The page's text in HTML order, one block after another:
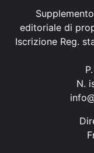
editoriale di
Iscrizione Reg.
N.